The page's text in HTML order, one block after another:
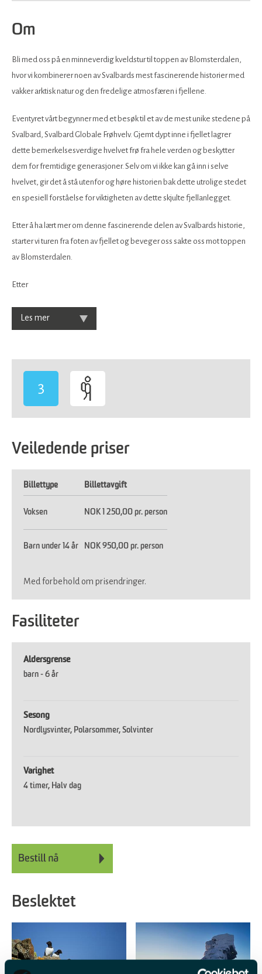
Om
Bli med oss ​​på en minneverdig kveldstur til toppen av Blomsterdalen,
hvor vi kombinerer noen av Svalbards mest fascinerende historier med
vakker arktisk natur og den fredelige atmosfæren i fjellene.
Eventyret vårt begynner med et besøk til et av de mest unike stedene på
Svalbard, Svalbard Globale Frøhvelv. Gjemt dypt inne i fjellet lagrer
dette bemerkelsesverdige hvelvet frø fra hele verden og beskytter
dem for fremtidige generasjoner. Selv om vi ikke kan gå inn i selve
hvelvet, gir det å stå utenfor og høre historien bak dette utrolige stedet
en spesiell forståelse for viktigheten av dette skjulte fjellanlegget.
Etter å ha lært mer om denne fascinerende delen av Svalbards historie,
starter vi turen fra foten av fjellet og beveger oss sakte oss mot toppen
av Blomsterdalen.
Etter
Les mer
3
Veiledende priser
Billettype Billettavgift
Voksen NOK 1 250,00 pr. person
Barn under 14 år NOK 950,00 pr. person
Med forbehold om prisendringer.
Fasiliteter
Aldersgrense
barn - 6 år
Sesong
Nordlysvinter Polarsommer Solvinter
Varighet
4 timer Halv dag
Beslektet